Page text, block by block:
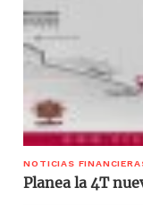
NOTICIAS
Planea la 4T